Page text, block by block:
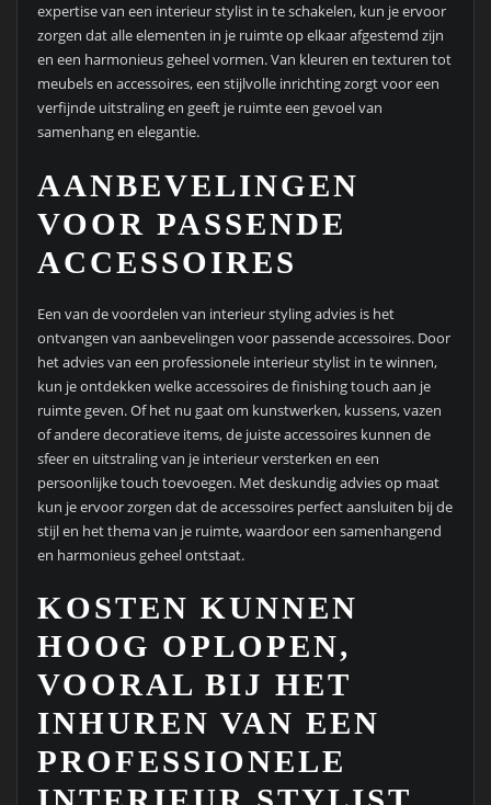
expertise van een interieur stylist in te schakelen, kun je ervoor
zorgen dat alle elementen in je ruimte op elkaar afgestemd zijn
en een harmonieus geheel vormen. Van kleuren en texturen tot
meubels en accessoires, een stijlvolle inrichting zorgt voor een
verfijnde uitstraling en geeft je ruimte een gevoel van
samenhang en elegantie.
AANBEVELINGEN
VOOR PASSENDE
ACCESSOIRES
Een van de voordelen van interieur styling advies is het
ontvangen van aanbevelingen voor passende accessoires. Door
het advies van een professionele interieur stylist in te winnen,
kun je ontdekken welke accessoires de finishing touch aan je
ruimte geven. Of het nu gaat om kunstwerken, kussens, vazen
of andere decoratieve items, de juiste accessoires kunnen de
sfeer en uitstraling van je interieur versterken en een
persoonlijke touch toevoegen. Met deskundig advies op maat
kun je ervoor zorgen dat de accessoires perfect aansluiten bij de
stijl en het thema van je ruimte, waardoor een samenhangend
en harmonieus geheel ontstaat.
KOSTEN KUNNEN
HOOG OPLOPEN,
VOORAL BIJ HET
INHUREN VAN EEN
PROFESSIONELE